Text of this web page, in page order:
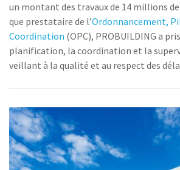
un montant des travaux de 14 millions
que prestataire de l’Ordonnancement,
Coordination (OPC), PROBUILDING a
planification, la coordination et la
veillant à la qualité et au respect des